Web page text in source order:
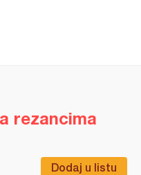
Dodaj u listu
rezancima